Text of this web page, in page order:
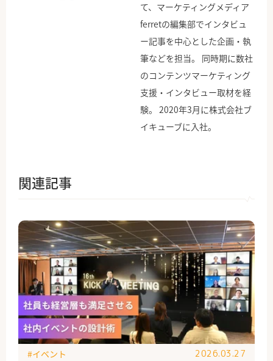
て、マーケティングメディア
ferretの編集部でインタビュ
ー記事を中心とした企画・執
筆などを担当。 同時期に数社
のコンテンツマーケティング
支援・インタビュー取材を経
験。 2020年3月に株式会社ブ
イキューブに入社。
関連記事
#イベント 2026.03.27